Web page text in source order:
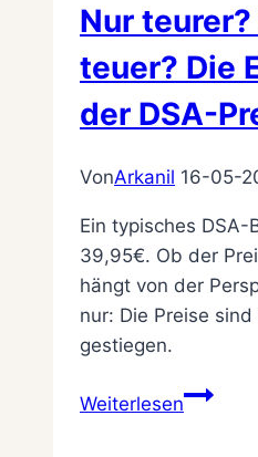
Nur
teuer? Die
der DSA-
VonArkanil 16-05-
Ein typisches
39,95€. Ob der
hängt von der
nur: Die Preise
gestiegen.
WeiterlesenNur